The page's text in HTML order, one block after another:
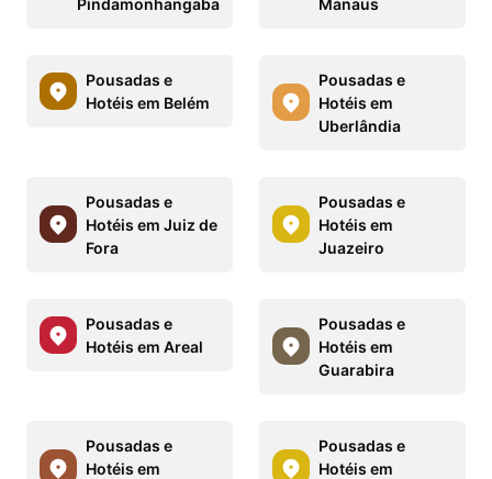
Pousadas e
Hotéis em Belém
Pousadas e
Hotéis em
Uberlândia
Pousadas e
Hotéis em Juiz de
Fora
Pousadas e
Hotéis em
Juazeiro
Pousadas e
Hotéis em Areal
Pousadas e
Hotéis em
Guarabira
Pousadas e
Hotéis em
Pousadas e
Hotéis em